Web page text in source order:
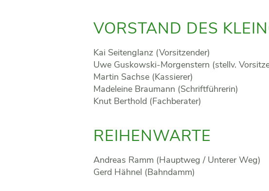
VORSTAND DES
Kai Seitenglanz (Vorsitzender)
Uwe Guskowski-Morgenstern (stellv.
Martin Sachse (Kassierer)
Madeleine Braumann (Schriftführerin)
Knut Berthold (Fachberater)
REIHENWARTE
Andreas Ramm (Hauptweg / Unterer Weg)
Gerd Hähnel (Bahndamm)